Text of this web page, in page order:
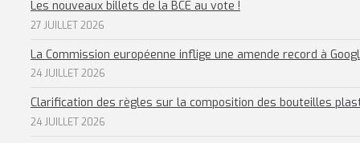
Les nouveaux billets de la BCE au vote !
27 JUILLET 2026
La Commission européenne inflige une amende record à
24 JUILLET 2026
Clarification des règles sur la composition des bouteilles
24 JUILLET 2026